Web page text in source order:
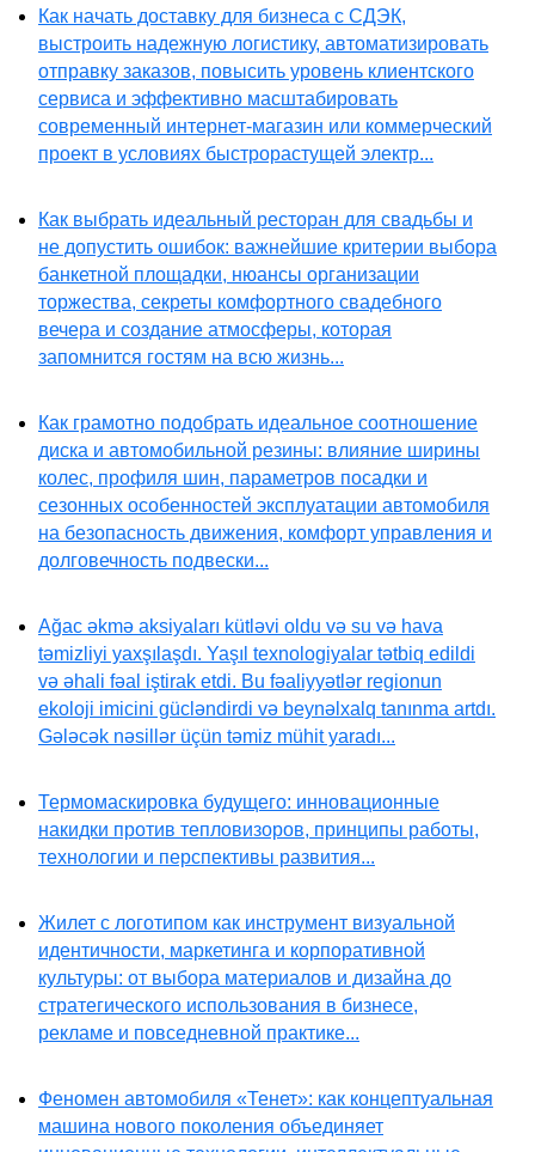
Как начать доставку для бизнеса с СДЭК,
выстроить надежную логистику, автоматизировать
отправку заказов, повысить уровень клиентского
сервиса и эффективно масштабировать
современный интернет-магазин или коммерческий
проект в условиях быстрорастущей электр...
Как выбрать идеальный ресторан для свадьбы и
не допустить ошибок: важнейшие критерии выбора
банкетной площадки, нюансы организации
торжества, секреты комфортного свадебного
вечера и создание атмосферы, которая
запомнится гостям на всю жизнь...
Как грамотно подобрать идеальное соотношение
диска и автомобильной резины: влияние ширины
колес, профиля шин, параметров посадки и
сезонных особенностей эксплуатации автомобиля
на безопасность движения, комфорт управления и
долговечность подвески...
Ağac əkmə aksiyaları kütləvi oldu və su və hava
təmizliyi yaxşılaşdı. Yaşıl texnologiyalar tətbiq edildi
və əhali fəal iştirak etdi. Bu fəaliyyətlər regionun
ekoloji imicini gücləndirdi və beynəlxalq tanınma artdı.
Gələcək nəsillər üçün təmiz mühit yaradı...
Термомаскировка будущего: инновационные
накидки против тепловизоров, принципы работы,
технологии и перспективы развития...
Жилет с логотипом как инструмент визуальной
идентичности, маркетинга и корпоративной
культуры: от выбора материалов и дизайна до
стратегического использования в бизнесе,
рекламе и повседневной практике...
Феномен автомобиля «Тенет»: как концептуальная
машина нового поколения объединяет